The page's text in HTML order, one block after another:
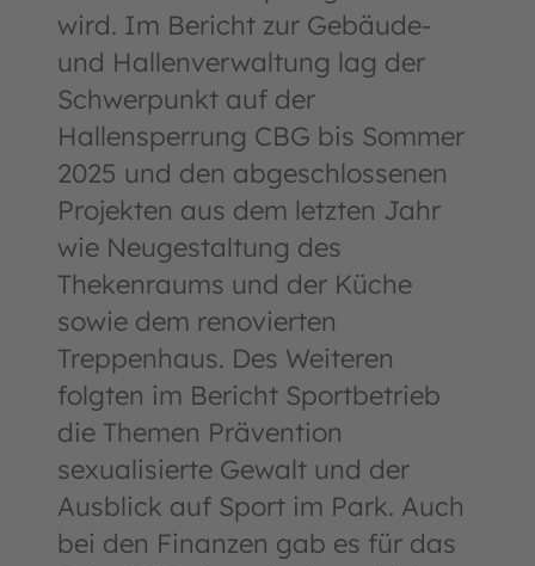
wird. Im Bericht zur Gebäude-
und Hallenverwaltung lag der
Schwerpunkt auf der
Hallensperrung CBG bis Sommer
2025 und den abgeschlossenen
Projekten aus dem letzten Jahr
wie Neugestaltung des
Thekenraums und der Küche
sowie dem renovierten
Treppenhaus. Des Weiteren
folgten im Bericht Sportbetrieb
die Themen Prävention
sexualisierte Gewalt und der
Ausblick auf Sport im Park. Auch
bei den Finanzen gab es für das